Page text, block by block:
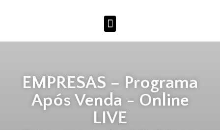
EMPRESAS – Programa
Após Venda - Online
LIVE